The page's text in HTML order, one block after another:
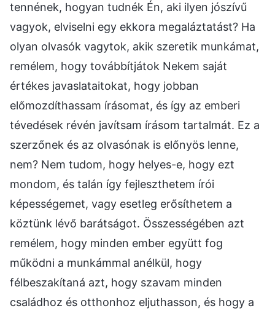
tennének, hogyan tudnék Én, aki ilyen jószívű
vagyok, elviselni egy ekkora megaláztatást? Ha
olyan olvasók vagytok, akik szeretik munkámat,
remélem, hogy továbbítjátok Nekem saját
értékes javaslataitokat, hogy jobban
előmozdíthassam írásomat, és így az emberi
tévedések révén javítsam írásom tartalmát. Ez a
szerzőnek és az olvasónak is előnyös lenne,
nem? Nem tudom, hogy helyes-e, hogy ezt
mondom, és talán így fejleszthetem írói
képességemet, vagy esetleg erősíthetem a
köztünk lévő barátságot. Összességében azt
remélem, hogy minden ember együtt fog
működni a munkámmal anélkül, hogy
félbeszakítaná azt, hogy szavam minden
családhoz és otthonhoz eljuthasson, és hogy a